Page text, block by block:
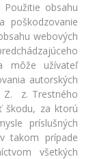
Použitie obsahu
poškodzovanie
webových
môže užívateľ
autorských
Z. z. Trestného
škodu, za ktorú
príslušných
takom prípade
všetkých